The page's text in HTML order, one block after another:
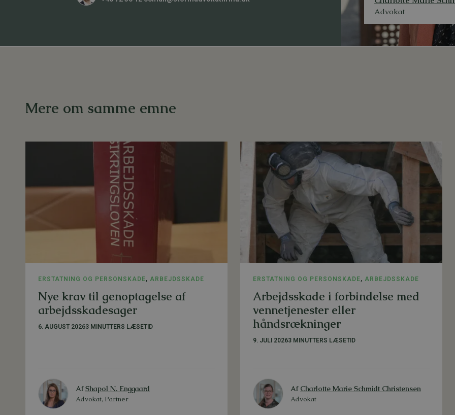
Advokat
Mere om samme emne
ERSTATNING OG PERSONSKADE, ARBEJDSSKADE
Nye krav til genoptagelse af
arbejdsskadesager
6. AUGUST 20263 MINUTTERS LÆSETID
AfShapol N. Enggaard
Advokat, Partner
ERSTATNING OG PERSONSKADE, ARBEJDSSKADE
Arbejdsskade i forbindelse med
vennetjenester eller
håndsrækninger
9. JULI 20263 MINUTTERS LÆSETID
Af Charlotte Marie Schmidt Christensen
Advokat